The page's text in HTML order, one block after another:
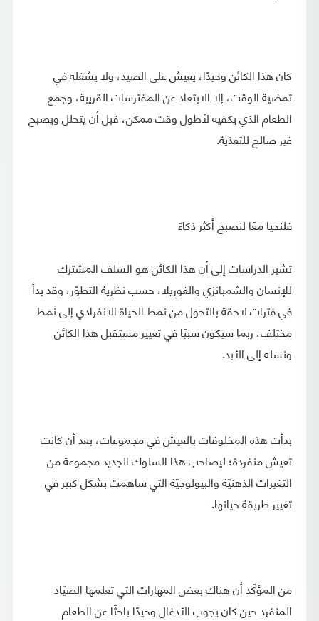
كان هذا الكائن وحيدًا، يعيش على الصيد، ولا يشغله في
تمضية الوقت، إلا الابتعاد عن المفترسات القريبة، وجمع
الطعام الذي يكفيه لأطول وقت ممكن، قبل أن يتحلل ويصبح
غير صالح للتغذية.
فلنحيا معًا لنصبح أكثر ذكاءً
تشير الدراسات إلى أن هذا الكائن هو السلف المشترك
للإنسان والشمبانزي والغوريلا، حسب نظرية التطوّر، وقد بدأ
في فترات لاحقة بالتحول من نمط الحياة الانفرادي إلى نمط
مختلف، ربما سيكون سببًا في تغيير مستقبل هذا الكائن
ونسله إلى الأبد.
بدأت هذه المخلوقات بالعيش في مجموعات، بعد أن كانت
تعيش منفردة؛ ليصاحب هذا السلوك الجديد مجموعة من
التغيرات الذهنيّة والبيولوجيّة التي ساهمت بشكل كبير في
تغيير طريقة حياتها.
من المؤكّد أن هناك بعض المهارات التي تعلمها الصيّاد
المنفرد حين كان يجوب الأدغال وحيدًا باحثًا عن الطعام